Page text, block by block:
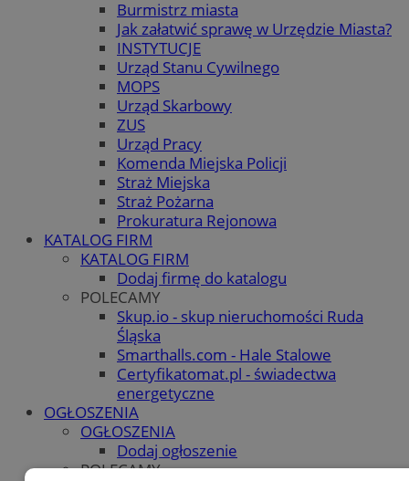
Burmistrz miasta
Jak załatwić sprawę w Urzędzie Miasta?
INSTYTUCJE
Urząd Stanu Cywilnego
MOPS
Urząd Skarbowy
ZUS
Urząd Pracy
Komenda Miejska Policji
Straż Miejska
Straż Pożarna
Prokuratura Rejonowa
KATALOG FIRM
KATALOG FIRM
Dodaj firmę do katalogu
POLECAMY
Skup.io - skup nieruchomości Ruda
Śląska
Smarthalls.com - Hale Stalowe
Certyfikatomat.pl - świadectwa
energetyczne
OGŁOSZENIA
OGŁOSZENIA
Dodaj ogłoszenie
POLECAMY